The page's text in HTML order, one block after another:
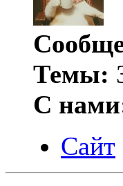
Темы:
С
Сайт